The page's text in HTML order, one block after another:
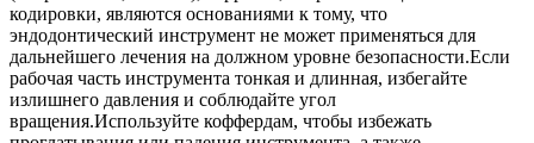
кодировки, являются основаниями к тому, что
эндодонтический инструмент не может применяться для
дальнейшего лечения на должном уровне безопасности.Если
рабочая часть инструмента тонкая и длинная, избегайте
излишнего давления и соблюдайте угол
вращения.Используйте коффердам, чтобы избежать